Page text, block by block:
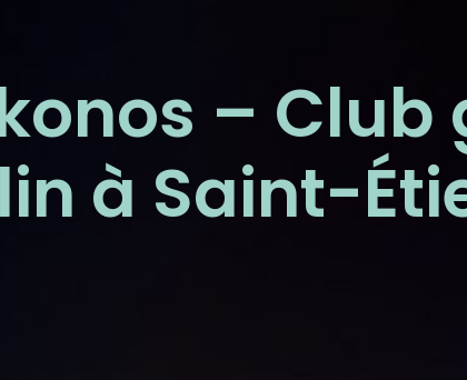
– Club
à Saint-